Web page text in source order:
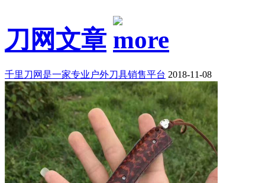
刀网文章
千里刀网是一家专业户外刀具销售平台 2018-11-08